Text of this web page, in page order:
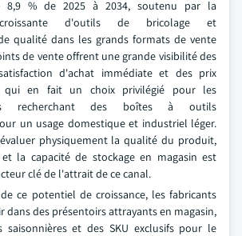
8,9 % de 2025 à 2034, soutenu par la
d'outils de bricolage et
qualité dans les grands formats de vente
de vente offrent une grande visibilité des
d'achat immédiate et des prix
qui en fait un choix privilégié pour les
recherchant des boîtes à outils
un usage domestique et industriel léger.
physiquement la qualité du produit,
la capacité de stockage en magasin est
clé de l'attrait de ce canal.
ce potentiel de croissance, les fabricants
dans des présentoirs attrayants en magasin,
saisonnières et des SKU exclusifs pour le